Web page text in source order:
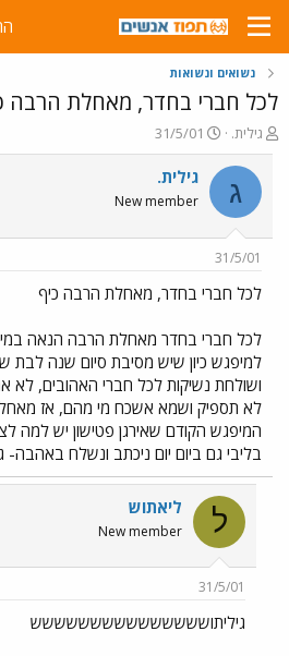
נשואים ונשואות
לכל חברי בחדר, מאחלת הרבה
פ
ו
ת
ח
ה
ש
א
גילית.
פ
ו
ר
ר
31/5/01
ג גילית.
New member
31/5/01
לכל חברי בחדר, מאחלת הרבה כיף
לכל חברי בחדר מאחלת הרבה הנאה
למיפגש כיון שיש מסיבת סיום שנה לבת
ושולחת נשיקות לכל חברי האהובים, לא
לא תספיק ושמא אשכח מי מהם, אז
המיפגש הקודם שאירגן פטישון יש למה
בליבי גם ביום יום ניכתב ונשלח באהבה-
ל ליאתוש
New member
31/5/01
גיליתוששששששששששששששש